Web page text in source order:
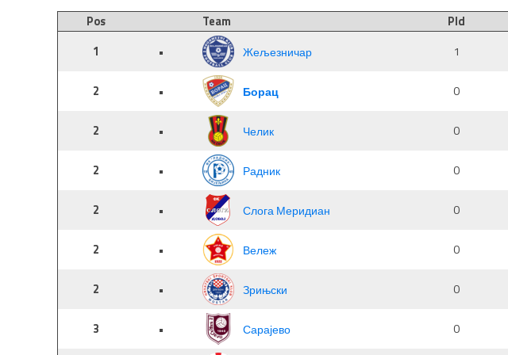
Pos Team Pld
1
• Жељезничар 1
2 • Борац 0
2 • Челик 0
2 • Радник 0
2 • Слога Меридиан 0
2 • Вележ 0
2 • Зрињски 0
3 • Сарајево 0